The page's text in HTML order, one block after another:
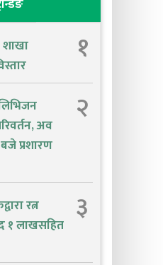
१
अव
प्रशारण
२
रत्न
१ लाखसहित
३